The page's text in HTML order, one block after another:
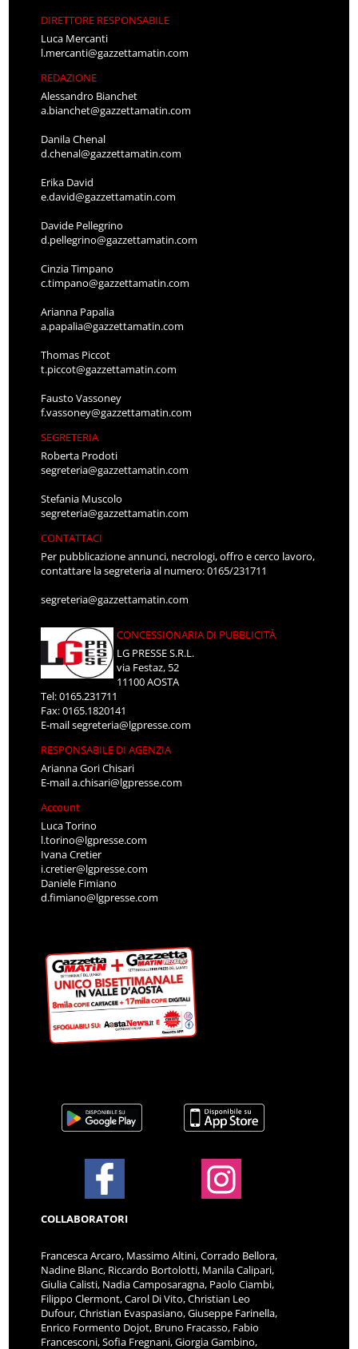
DIRETTORE RESPONSABILE
Luca Mercanti
l.mercanti@gazzettamatin.com
REDAZIONE
Alessandro Bianchet
a.bianchet@gazzettamatin.com
Danila Chenal
d.chenal@gazzettamatin.com
Erika David
e.david@gazzettamatin.com
Davide Pellegrino
d.pellegrino@gazzettamatin.com
Cinzia Timpano
c.timpano@gazzettamatin.com
Arianna Papalia
a.papalia@gazzettamatin.com
Thomas Piccot
t.piccot@gazzettamatin.com
Fausto Vassoney
f.vassoney@gazzettamatin.com
SEGRETERIA
Roberta Prodoti
segreteria@gazzettamatin.com
Stefania Muscolo
segreteria@gazzettamatin.com
CONTATTACI
Per pubblicazione annunci, necrologi, offro e cerco lavoro,
contattare la segreteria al numero: 0165/231711
segreteria@gazzettamatin.com
CONCESSIONARIA DI PUBBLICITÀ
LG PRESSE S.R.L.
via Festaz, 52
11100 AOSTA
Tel: 0165.231711
Fax: 0165.1820141
E-mailsegreteria@lgpresse.com
RESPONSABILE DI AGENZIA
Arianna Gori Chisari
E-maila.chisari@lgpresse.com
Account
Luca Torino
l.torino@lgpresse.com
Ivana Cretier
i.cretier@lgpresse.com
Daniele Fimiano
d.fimiano@lgpresse.com
COLLABORATORI
Francesca Arcaro, Massimo Altini, Corrado Bellora,
Nadine Blanc, Riccardo Bortolotti, Manila Calipari,
Giulia Calisti, Nadia Camposaragna, Paolo Ciambi,
Filippo Clermont, Carol Di Vito, Christian Leo
Dufour, Christian Evaspasiano, Giuseppe Farinella,
Enrico Formento Dojot, Bruno Fracasso, Fabio
Francesconi, Sofia Fregnani, Giorgia Gambino,